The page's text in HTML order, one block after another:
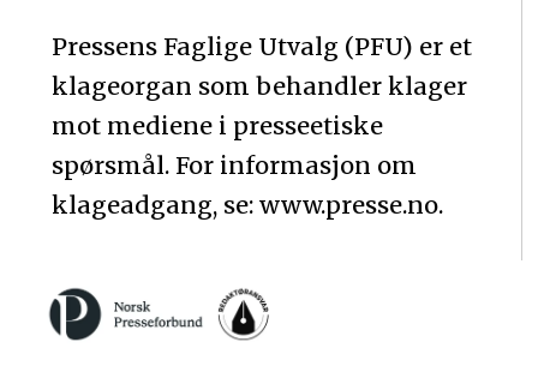
Pressens Faglige Utvalg (PFU) er et
klageorgan som behandler klager
mot mediene i presseetiske
spørsmål. For informasjon om
klageadgang, se: www.presse.no.